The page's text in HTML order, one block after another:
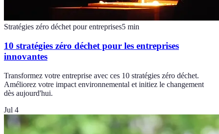
Stratégies zéro déchet pour entreprises5 min
10 stratégies zéro déchet pour les entreprises
innovantes
Transformez votre entreprise avec ces 10 stratégies zéro déchet.
Améliorez votre impact environnemental et initiez le changement
dès aujourd'hui.
Jul 4